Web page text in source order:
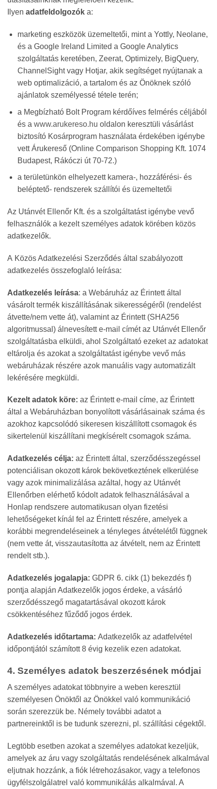
Ilyen adatfeldolgozók a:
marketing eszközök üzemeltetői, mint a Yottly, Neolane,
és a Google Ireland Limited a Google Analytics
szolgáltatás keretében, Zeerat, Optimizely, BigQuery,
ChannelSight vagy Hotjar, akik segítséget nyújtanak a
web optimalizáció, a tartalom és az Önöknek szóló
ajánlatok személyessé tétele terén;
a Megbízható Bolt Program kérdőíves felmérés céljából
és a www.arukereso.hu oldalon keresztüli vásárlást
biztosító Kosárprogram használata érdekében igénybe
vett Árukereső (Online Comparison Shopping Kft. 1074
Budapest, Rákóczi út 70-72.)
a területünkön elhelyezett kamera-, hozzáférési- és
beléptető- rendszerek szállítói és üzemeltetői
Az Utánvét Ellenőr Kft. és a szolgáltatást igénybe vevő
felhasználók a kezelt személyes adatok körében közös
adatkezelők.
A Közös Adatkezelési Szerződés által szabályozott
adatkezelés összefoglaló leírása:
Adatkezelés leírása: a Webáruház az Érintett által
vásárolt termék kiszállításának sikerességéről (rendelést
átvette/nem vette át), valamint az Érintett (SHA256
algoritmussal) álnevesített e-mail címét az Utánvét Ellenőr
szolgáltatásba elküldi, ahol Szolgáltató ezeket az adatokat
eltárolja és azokat a szolgáltatást igénybe vevő más
webáruházak részére azok manuális vagy automatizált
lekérésére megküldi.
Kezelt adatok köre: az Érintett e-mail címe, az Érintett
által a Webáruházban bonyolított vásárlásainak száma és
azokhoz kapcsolódó sikeresen kiszállított csomagok és
sikertelenül kiszállítani megkísérelt csomagok száma.
Adatkezelés célja: az Érintett által, szerződésszegéssel
potenciálisan okozott károk bekövetkeztének elkerülése
vagy azok minimalizálása azáltal, hogy az Utánvét
Ellenőrben elérhető kódolt adatok felhasználásával a
Honlap rendszere automatikusan olyan fizetési
lehetőségeket kínál fel az Érintett részére, amelyek a
korábbi megrendeléseinek a tényleges átvételétől függnek
(nem vette át, visszautasította az átvételt, nem az Érintett
rendelt stb.).
Adatkezelés jogalapja: GDPR 6. cikk (1) bekezdés f)
pontja alapján Adatkezelők jogos érdeke, a vásárló
szerződésszegő magatartásával okozott károk
csökkentéséhez fűződő jogos érdek.
Adatkezelés időtartama: Adatkezelők az adatfelvétel
időpontjától számított 8 évig kezelik ezen adatokat.
4. Személyes adatok beszerzésének módjai
A személyes adatokat többnyire a weben keresztül
személyesen Önöktől az Önökkel való kommunikáció
során szerezzük be. Némely további adatot a
partnereinktől is be tudunk szerezni, pl. szállítási cégektől.
Legtöbb esetben azokat a személyes adatokat kezeljük,
amelyek az áru vagy szolgáltatás rendelésének alkalmával
eljutnak hozzánk, a fiók létrehozásakor, vagy a telefonos
ügyfélszolgálatrel való kommunikálás alkalmával. A